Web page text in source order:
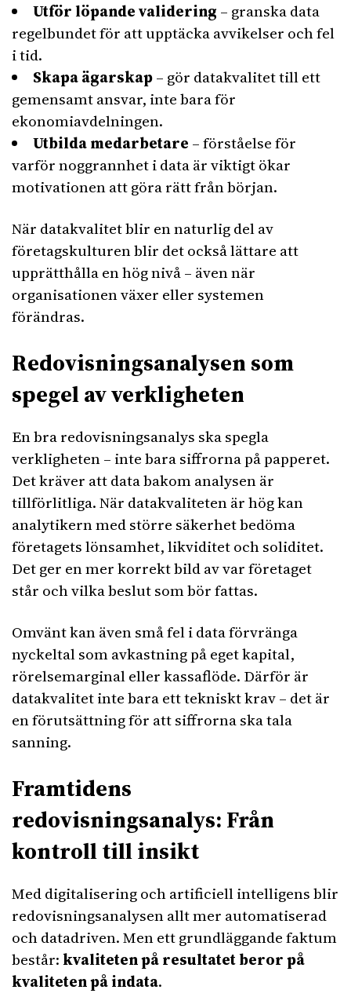
Utför löpande validering – granska data
regelbundet för att upptäcka avvikelser och fel
i tid.
Skapa ägarskap– gör datakvalitet till ett
gemensamt ansvar, inte bara för
ekonomiavdelningen.
Utbilda medarbetare – förståelse för
varför noggrannhet i data är viktigt ökar
motivationen att göra rätt från början.
När datakvalitet blir en naturlig del av
företagskulturen blir det också lättare att
upprätthålla en hög nivå – även när
organisationen växer eller systemen
förändras.
Redovisningsanalysen som
spegel av verkligheten
En bra redovisningsanalys ska spegla
verkligheten – inte bara siffrorna på papperet.
Det kräver att data bakom analysen är
tillförlitliga. När datakvaliteten är hög kan
analytikern med större säkerhet bedöma
företagets lönsamhet, likviditet och soliditet.
Det ger en mer korrekt bild av var företaget
står och vilka beslut som bör fattas.
Omvänt kan även små fel i data förvränga
nyckeltal som avkastning på eget kapital,
rörelsemarginal eller kassaflöde. Därför är
datakvalitet inte bara ett tekniskt krav – det är
en förutsättning för att siffrorna ska tala
sanning.
Framtidens
redovisningsanalys: Från
kontroll till insikt
Med digitalisering och artificiell intelligens blir
redovisningsanalysen allt mer automatiserad
och datadriven. Men ett grundläggande faktum
består:kvaliteten på resultatet beror på
kvaliteten på indata.